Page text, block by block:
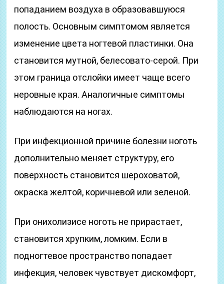
попаданием воздуха в образовавшуюся
полость. Основным симптомом является
изменение цвета ногтевой пластинки. Она
становится мутной, белесовато-серой. При
этом граница отслойки имеет чаще всего
неровные края. Аналогичные симптомы
наблюдаются на ногах.
При инфекционной причине болезни ноготь
дополнительно меняет структуру, его
поверхность становится шероховатой,
окраска желтой, коричневой или зеленой.
При онихолизисе ноготь не прирастает,
становится хрупким, ломким. Если в
подногтевое пространство попадает
инфекция, человек чувствует дискомфорт,